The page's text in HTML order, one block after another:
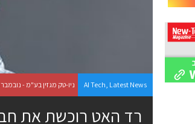
AI Tech, Latest News ניו-טק מגזין בע"מ - נובמבר 18, 2024